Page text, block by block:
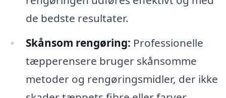
de bedste resultater.
Skånsom rengøring: Professionelle
tæpperensere bruger skånsomme
metoder og rengøringsmidler, der ikke